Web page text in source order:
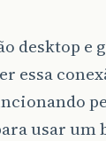
desktop e
essa
usar um